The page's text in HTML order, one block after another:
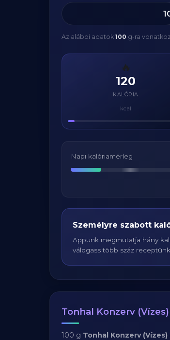
Az alábbi adatok 100 g-ra
🔥
120
KALÓRIA
kcal
Napi kalóriamérleg
Személyre szabott
Appunk megmutatja hány
válogass több száz
Tonhal Konzerv (Vízes)
100 g Tonhal Konzerv (Vízes)